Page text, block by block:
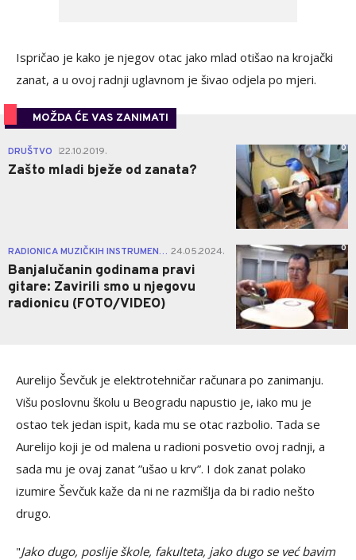
Ispričao je kako je njegov otac jako mlad otišao na krojački
zanat, a u ovoj radnji uglavnom je šivao odjela po mjeri.
MOŽDA ĆE VAS ZANIMATI
DRUŠTVO 22.10.2019.
Zašto mladi bježe od zanata?
0
RADIONICA MUZIČKIH INSTRUMENATA 24.05.2024.
Banjalučanin godinama pravi
gitare: Zavirili smo u njegovu
radionicu (FOTO/VIDEO)
0
Aurelijo Ševčuk je elektrotehničar računara po zanimanju.
Višu poslovnu školu u Beogradu napustio je, iako mu je
ostao tek jedan ispit, kada mu se otac razbolio. Tada se
Aurelijo koji je od malena u radioni posvetio ovoj radnji, a
sada mu je ovaj zanat ”ušao u krv”. I dok zanat polako
izumire Ševčuk kaže da ni ne razmišlja da bi radio nešto
drugo.
"Jako dugo, poslije škole, fakulteta, jako dugo se već bavim